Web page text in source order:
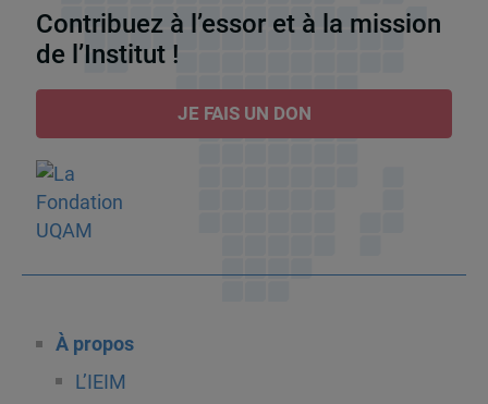
Contribuez à l’essor et à la mission
de l’Institut !
JE FAIS UN DON
À propos
L’IEIM